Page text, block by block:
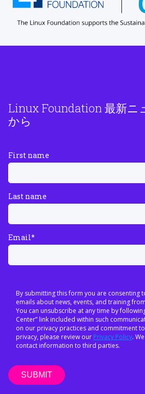
Linux Foundation 最新ニ
から
First name
Last name
Email*
By submitting this form you are consenting
emails about news, events, and training
You can unsubscribe at any time by
Center” link included within such
on our privacy practices and commitment
privacy, please review our Privacy Policy.
contact information to third parties.